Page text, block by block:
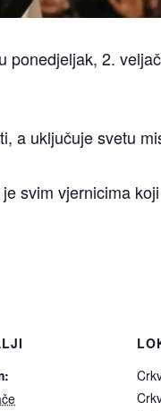
ponedjeljak, 2.
a uključuje svetu
svim vjernicima